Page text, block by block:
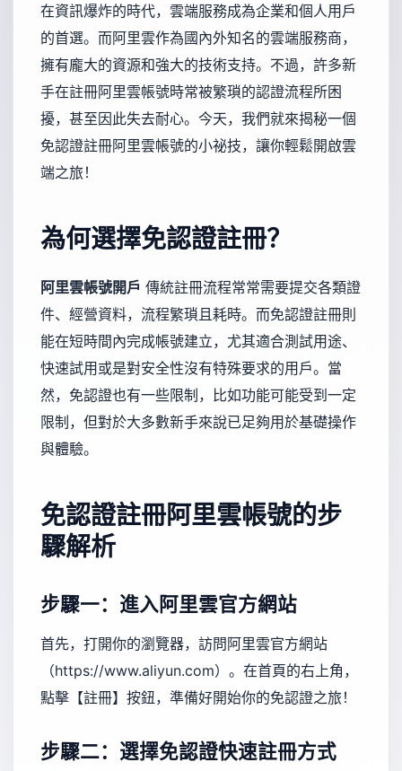
在資訊爆炸的時代，雲端服務成為企業和個人用戶
的首選。而阿里雲作為國內外知名的雲端服務商，
擁有龐大的資源和強大的技術支持。不過，許多新
手在註冊阿里雲帳號時常被繁瑣的認證流程所困
擾，甚至因此失去耐心。今天，我們就來揭秘一個
免認證註冊阿里雲帳號的小祕技，讓你輕鬆開啟雲
端之旅！
為何選擇免認證註冊？
阿里雲帳號開戶 傳統註冊流程常常需要提交各類證
件、經營資料，流程繁瑣且耗時。而免認證註冊則
能在短時間內完成帳號建立，尤其適合測試用途、
快速試用或是對安全性沒有特殊要求的用戶。當
然，免認證也有一些限制，比如功能可能受到一定
限制，但對於大多數新手來說已足夠用於基礎操作
與體驗。
免認證註冊阿里雲帳號的步
驟解析
步驟一：進入阿里雲官方網站
首先，打開你的瀏覽器，訪問阿里雲官方網站
（https://www.aliyun.com）。在首頁的右上角，
點擊【註冊】按鈕，準備好開始你的免認證之旅！
步驟二：選擇免認證快速註冊方式